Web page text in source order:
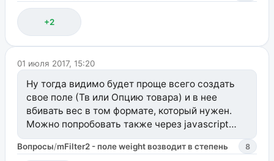
+2
01 июля 2017, 15:20
Ну тогда видимо будет проще всего создать
свое поле (Тв или Опцию товара) и в нее
вбивать вес в том формате, который нужен.
Можно попробовать также через javascript
убирать точку и нули при загрузке страницы.
Тут уже смотреть надо, что удобнее будет.
Вопросы/mFilter2 - поле weight возводит в степень 8